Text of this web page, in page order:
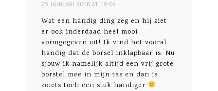
25 JANUARI 2018 AT 19:06
Wat een handig ding zeg en hij ziet
er ook inderdaad heel mooi
vormgegeven uit! Ik vind het vooral
handig dat de borsel inklapbaar is. Nu
sjouw ik namelijk altijd een vrij grote
borstel mee in mijn tas en dan is
zoiets toch een stuk handiger